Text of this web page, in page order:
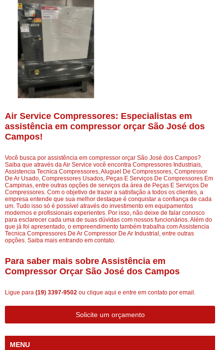
Air Service Compressores: Especialistas em
assistência em compressor orçar São José dos
Campos!
Você busca por assistência em compressor orçar São José dos Campos?
Saiba que através da Air Service você encontra Compressores Industriais,
Assistencia Tecnica Compressores, Aluguel De Compressores, Compressor
De Ar Usado, Compressores Usados, Peças E Serviços De Compressores Em
Campinas, entre outras opções de serviços da área de Peças E Serviços De
Compressores. Com o objetivo de trazer a satisfação a todos os clientes, a
empresa entende que sua melhor destaque é conquistar a confiança de cada
um. Tudo isso só é possível através do investimento em equipamentos
modernos e profissionais experientes. Por isso, não deixe de falar conosco
para esclarecer cada uma de suas dúvidas com nossos funcionários. Além do
que já foi apresentado, o empreendimento também trabalha com Assistencia
Tecnica Compressores De Ar Compressor De Ar Industrial, entre outras
opções. Saiba mais entrando em contato.
Para saber mais sobre Assistência em
Compressor Orçar São José dos Campos
Ligue para (19) 3397-9502 ou clique aqui e entre em contato por email.
Solicite um orçamento
MENU